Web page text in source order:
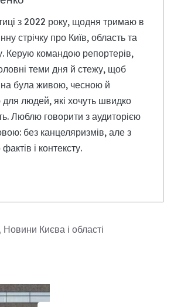
з 2022 року, щодня тримаю в
стрічку про Київ, область та
Керую командою репортерів,
теми дня й стежу, щоб
була живою, чесною й
для людей, які хочуть швидко
Люблю говорити з аудиторією
без канцеляризмів, але з
і контексту.
, Новини Києва і області